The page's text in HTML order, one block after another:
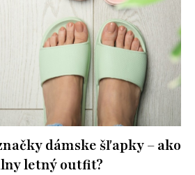
dámske šľapky – ako
letný outfit?